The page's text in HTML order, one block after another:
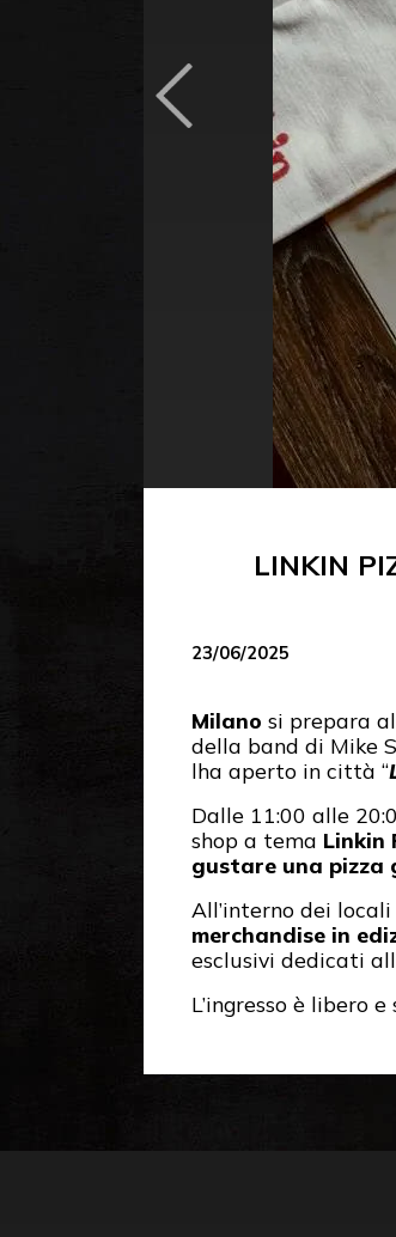
LINKIN
23/06/2025
Milano si prepara
della band di Mike
lha aperto in città “
Dalle 11:00 alle
shop a tema Linkin
gustare una
All’interno dei
merchandise in
esclusivi dedicati
L’ingresso è libero